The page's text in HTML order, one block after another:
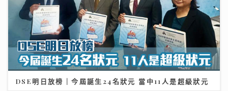
DSE明日放榜｜今屆誕生24名狀元 當中11人是超級狀元